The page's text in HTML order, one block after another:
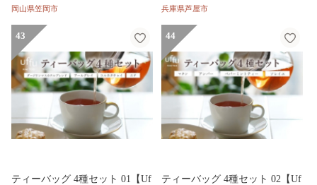
ク エディブルフラワー
岡山県笠岡市
ルグレイオハラ アンバー エテ
ィー ジンジャーティー ジャス
ミンブーケ オトンヌ シナモン
ティー ソレイユ リュンヌ ノッ
テ ミルクティー アイスティー
ティータイム 詰め合わせ 贈り
物 ギフト プレゼント
兵庫県芦屋市
43
ティーバッグ 4種セット 01【Uf
44
ティーバッグ 4種セット 02【Uf